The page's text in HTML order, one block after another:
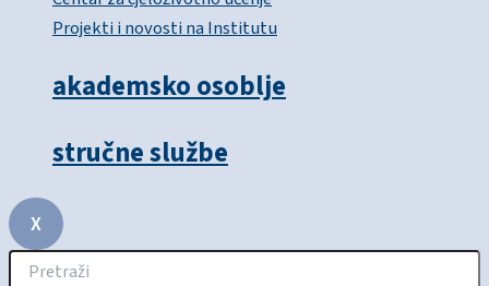
Projekti i novosti na Institutu
akademsko osoblje
stručne službe
X